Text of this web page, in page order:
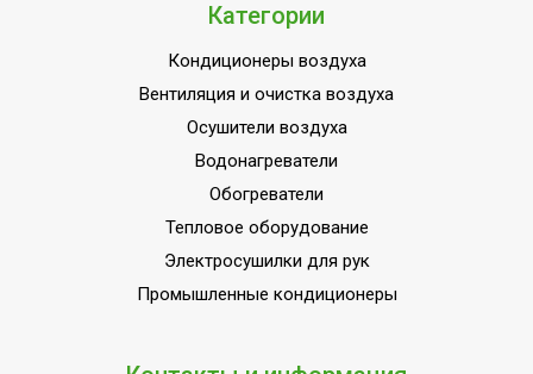
Нет
Эффективен для помещ.
площадью до
Да
Функция ионизации
Нет
Режим автоочистки
Да
очистки
Категории
Кондиционеры воздуха
Вентиляция и очистка воздуха
Осушители воздуха
Водонагреватели
Обогреватели
Тепловое оборудование
Электросушилки для рук
Промышленные кондиционеры